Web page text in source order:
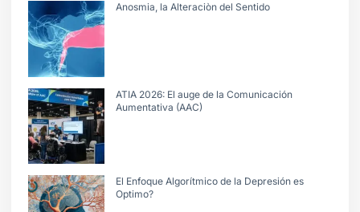
Anosmia, la Alteraciòn del Sentido
ATIA 2026: El auge de la Comunicación
Aumentativa (AAC)
El Enfoque Algorítmico de la Depresión es
Optimo?